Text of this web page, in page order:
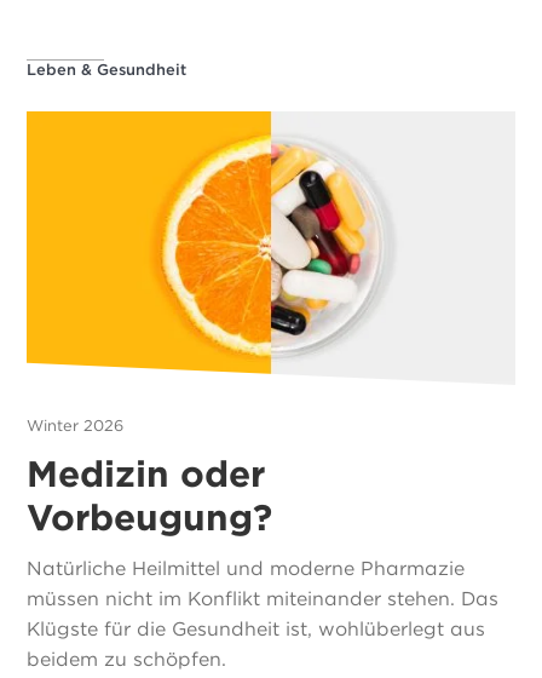
Leben & Gesundheit
Winter 2026
Medizin oder
Vorbeugung?
Natürliche Heilmittel und moderne Pharmazie
müssen nicht im Konflikt miteinander stehen. Das
Klügste für die Gesundheit ist, wohlüberlegt aus
beidem zu schöpfen.